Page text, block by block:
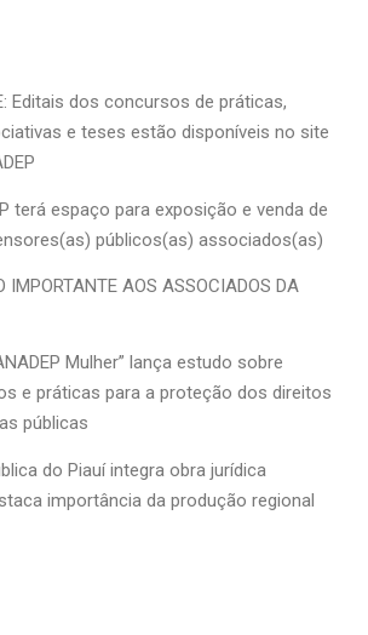
Editais dos concursos de práticas,
e teses estão disponíveis no site
terá espaço para exposição e venda de
públicos(as) associados(as)
IMPORTANTE AOS ASSOCIADOS DA
Mulher” lança estudo sobre
e práticas para a proteção dos direitos
públicas
do Piauí integra obra jurídica
importância da produção regional